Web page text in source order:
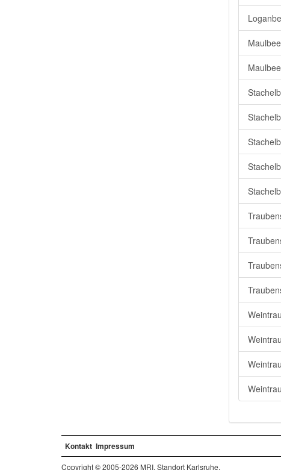
Kontakt Impressum
Copyright © 2005-2026 MRI, Standort Karlsruhe.